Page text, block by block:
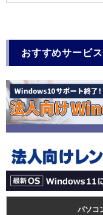
おすすめサービ
パソコ